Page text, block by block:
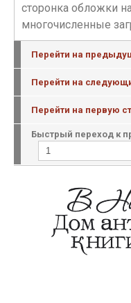
сторонка обложки
многочисленные
Перейти на
Перейти на
Перейти на первую
Быстрый переход к